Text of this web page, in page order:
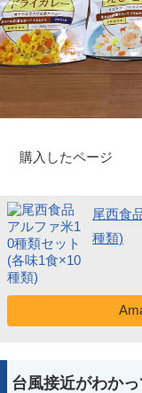
購入したページ
尾西食
種類)
台風接近がわか